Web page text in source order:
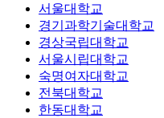
서울대학교
경기과학기술대학교
경상국립대학교
서울시립대학교
숙명여자대학교
전북대학교
한동대학교